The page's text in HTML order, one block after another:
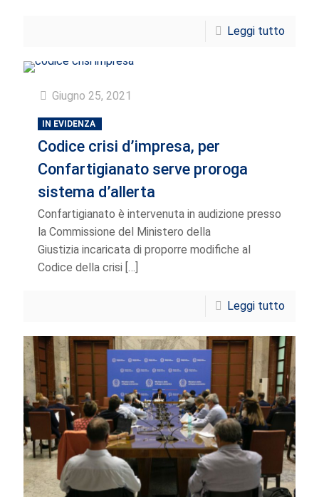
Leggi tutto
Giugno 25, 2021
IN EVIDENZA
Codice crisi d’impresa, per
Confartigianato serve proroga
sistema d’allerta
Confartigianato è intervenuta in audizione presso
la Commissione del Ministero della
Giustizia incaricata di proporre modifiche al
Codice della crisi […]
Leggi tutto